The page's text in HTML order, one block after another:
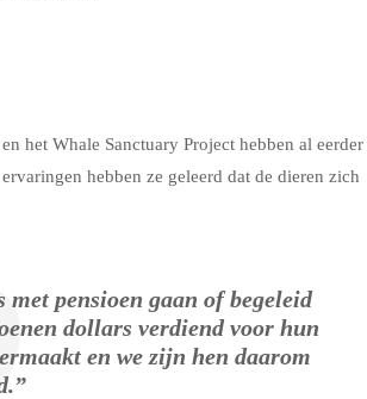
het Whale Sanctuary Project hebben al eerder
hebben ze geleerd dat de dieren zich
met pensioen gaan of begeleid
dollars verdiend voor hun
en we zijn hen daarom